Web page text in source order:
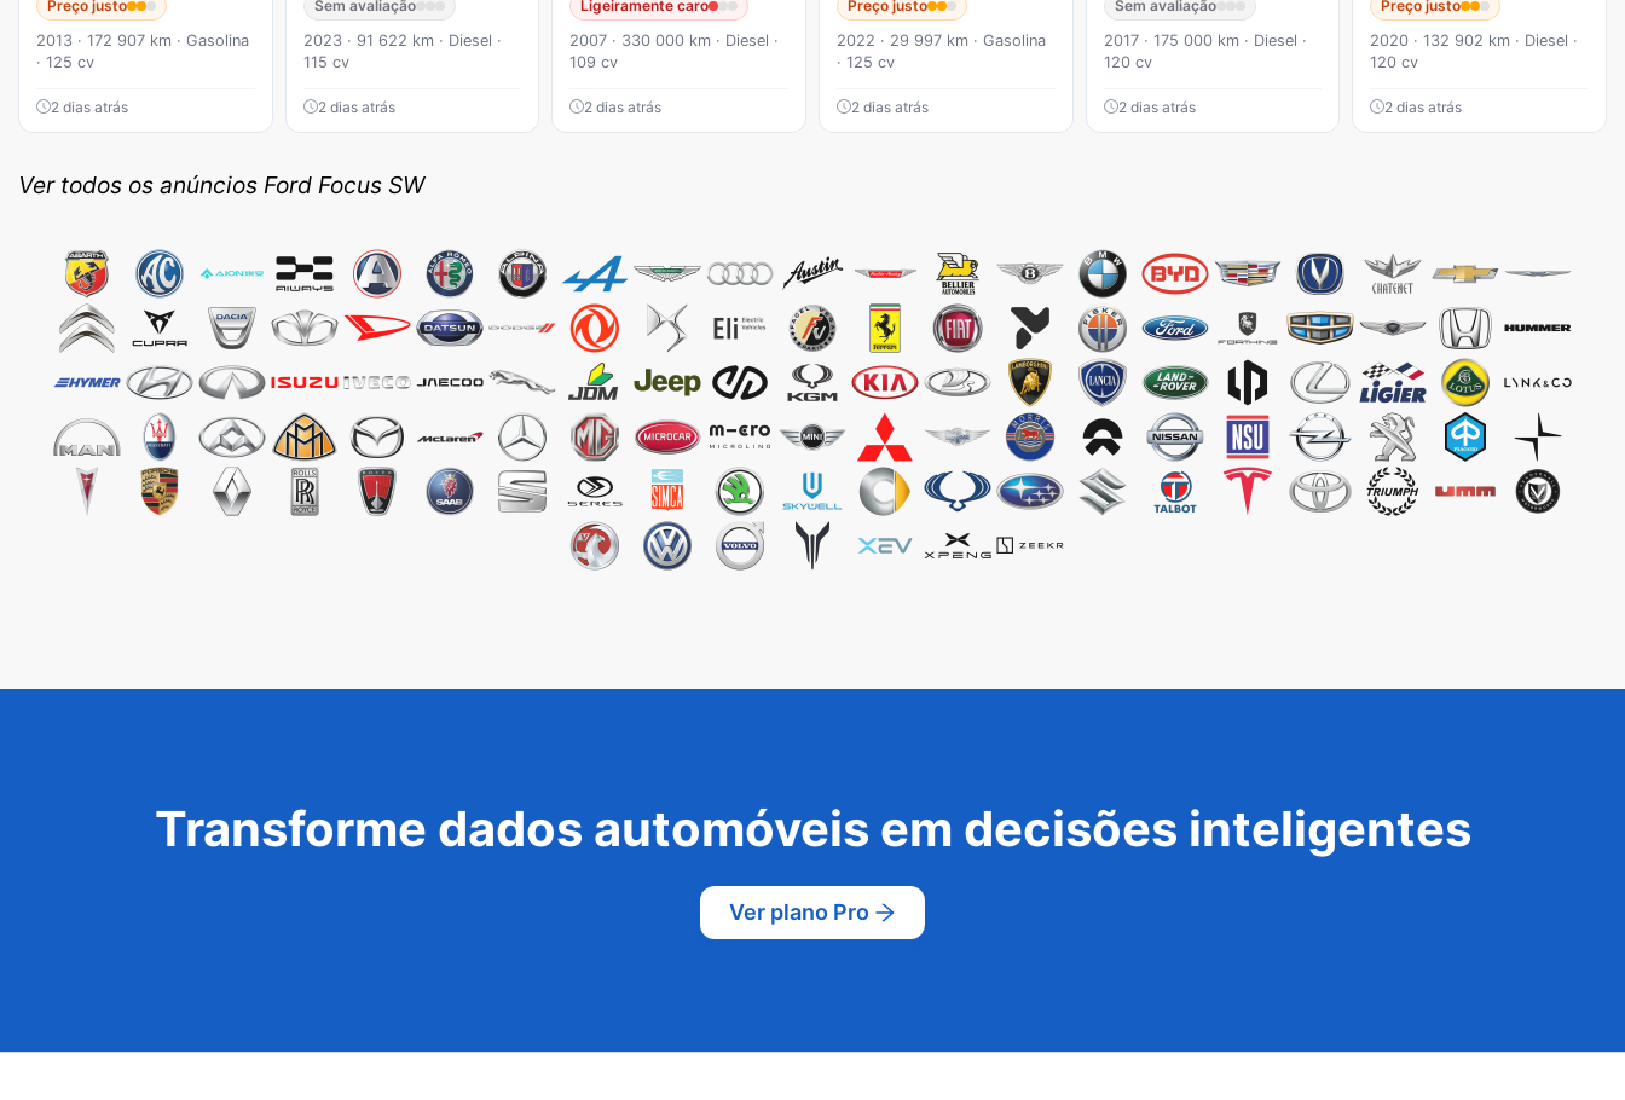
Preço justo
2013 · 172 907 km · Gasolina
· 125 cv
2 dias atrás
Sem avaliação
2023 · 91 622 km · Diesel ·
115 cv
2 dias atrás
Ligeiramente caro
2007 · 330 000 km · Diesel ·
109 cv
2 dias atrás
Preço justo
2022 · 29 997 km · Gasolina
· 125 cv
2 dias atrás
Sem avaliação
2017 · 175 000 km · Diesel ·
120 cv
2 dias atrás
Preço justo
2020 · 132 902 km · Diesel ·
120 cv
2 dias atrás
Ver todos os anúncios Ford Focus SW
Transforme dados automóveis em decisões inteligentes
Ver plano Pro